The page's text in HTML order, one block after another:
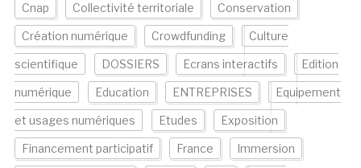
Cnap Collectivité territoriale Conservation
Création numérique Crowdfunding Culture
scientifique DOSSIERS Ecrans interactifs Edition
numérique Education ENTREPRISES Equipement
et usages numériques Etudes Exposition
Financement participatif France Immersion